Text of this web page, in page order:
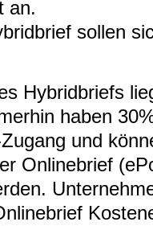
an.
sollen
Hybridbriefs
haben
und
Onlinebrief